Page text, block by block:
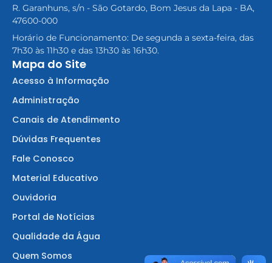
R. Garanhuns, s/n - São Gotardo, Bom Jesus da Lapa - BA,
47600-000
Horário de Funcionamento: De segunda a sexta-feira, das
7h30 às 11h30 e das 13h30 às 16h30.
Mapa do Site
Acesso à Informação
Administração
Canais de Atendimento
Dúvidas Frequentes
Fale Conosco
Material Educativo
Ouvidoria
Portal de Notícias
Qualidade da Água
Quem Somos